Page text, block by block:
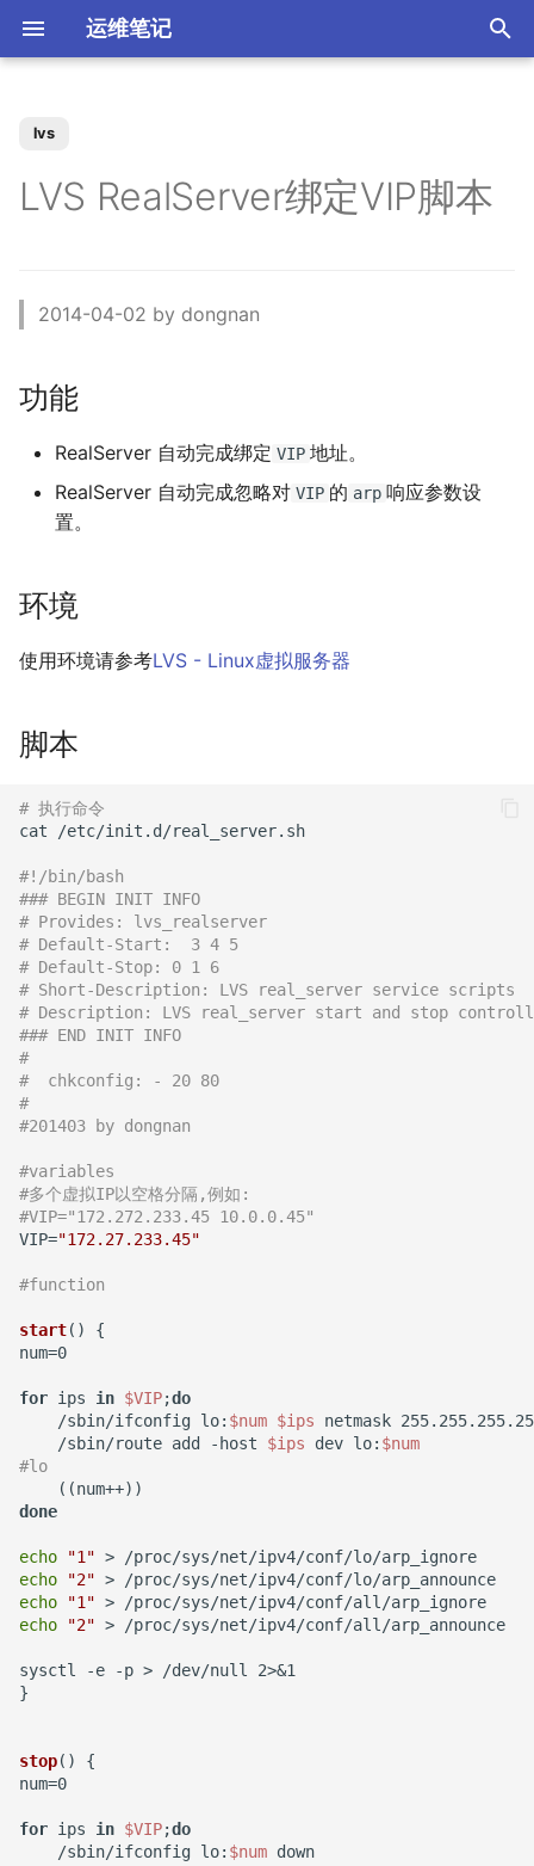
运维笔记
始
使用 uv工具管理 MCP项目
创建 AnythingLLM 个人知识
PostgreSQL
理？
如何减少 golang 项目
docker 镜像的大小
最多的容器？
网段地址？
如何删除 无效的(none)
Docker镜像？
如何使用 Gunicorn 管理
Django 应用？
如何自定义 Django 镜像？
如何添加 php-imap扩展模
块？
如何设置 Tomcat容器JVM内
如何自定义 Nodejs 镜像？
Docker image 命令
Docker 镜像体积问题
如何自定义 phpmyadmin 镜
像？
子程序只运行一次？
如何创建 Memcached 容
如何创建持久化 Redis 容
如何解决Docker环境时区问
题？
Tar命令 如何将软连接对应的
文件打包？
Ansible 定义变量与条件判断
如何设置 ftp 被动模式的
iptables 防火墙规则？
Ansible 文件&拷贝模块
Ansible 批量更新 Ubuntu 内
核
Ansible Playbook 安装
Docker
Ansible 小试牛刀
如何使用 NPM 安装 VUE 框
架?
Nodejs 使用国内 NPM镜像
Nodejs 包管理器 NPM
jar 命令
sed 命令
测试 php7
diff 与 patch 命令
CentOS 7 网卡配置多个IP地
址
使用 Pecl 安装 mongo驱动
CentOS 7 部署 Tomcat9
Linux系统fstab文件
插件
Kubernetes 无法删除命名空
间
Kubernetes 自定义 ingress
Kubernetes 节点标签和定向
调度
Kubernetes 集群-添加节点
Kubernetes 集群-删除节点
Kubernetes 实战-暴露应用
Kubernetes 实战-资源限制
Kubernetes 实战-网络策略
Kubernetes 实战-SVC服务
Kubernetes 实战-数据卷
Kubernetes 实战-PV与PVC
Kubernetes 之搭建NFS服务
器
Kubernetes 好伙伴 Rancher
通过 Ingress 访问K8S内部应
使用 Kubeadm 快速部署K8S
环境
测试 Kubernetes 问题随笔
Docker？
如何使用 Docker-Compose
部署 Django 项目？
Vue 与 Gin 开发环境跨域问
题
Ubuntu 22.04 配置Vue开发
Ubuntu 22.04 安装及配置
GoLang
Flask框架中使用Redis(一)
使用 Python 计算中位数
如何判断 Python 变量的类
型？
如何使用 Sorted 对字典排
序？
如何使用 Python 完成 HTML
转 PDF任务？
如何将 Django数据库 从
Sqlite3 迁移到 Mysql？
象的属性？
如何在 Markdown 中使用
HTML 代码?
如何在 Django 中对上传的图
片重命名？
图？
如何为 Markdown 中的图片
Markdown富文本编辑器
如何在 Django admin 后台
上传图片文件？
XenServer 虚拟机设置单人模
式
vhdx 转换成 vhd
XenServer 配置NTP服务
XenServer 配置DNS服务
的主机池
XenServer 虚拟机安装
Windows Server 2012R2 配
XenServer PV模式导致程序
XenServer 虚拟机无法识别全
部CPU
XenServer 虚拟机无法安装系
统
XenServer 7.0
宽
XenServer 设置虚拟机开机启
XenServer 图形方式安装
Linux
Windows Hyper-V 虚拟机未
知设备VMBUS
XenServer 无存储迁移
CloudStack 方向比努力更重
要
XenServer 安装 OpenSuse
XenServer tapdisk
experienced an error
参考
体验 TDengine 时序数据库
如何将 Redis 迁移到阿里云
MySql Generated Column
引发 ERROR 3105 (HY000)
如何使用 Sysbench 对
Mysql进行压力测试？
Postgresql 授权只读用户
Postgresql使用 pg_dumpall
命令免密码导出数据
Postgresql 备份脚本
Postgresql 客户端 psql
Mysql容器设置字符集
式
Mysql 从文本文件导入数据
常用 mongo 命令
MySQL Found invalid event
in binary log
Mysql min与max函数
使用xtrabackup恢复rds备份
SQLSTATE 2002 No such
file or directory
Mysql status状态信息
Mysql explain 分析慢查询
have equal MySQL server
磁盘空间？
Linux系统通过PID查看进程信
息
Ubuntu 刻录软件 k3b
Ubuntu系统sublime使用中文
Chrome 浏览器安装
Ubuntu 安装 flash浏览器插
Ubuntu 音频编辑软件
Ubuntu 16.04 LTS
Ubuntu 安装 xmind
Ubuntu 密码管理软件
keepassx
Remmina 共享文件夹
Ubuntu Grub2没有Windows
引导菜单
Ubuntu 下载工具 uget
Ubuntu 提示boot分区空间不
Ubuntu 移除cnnic证书
连接远程桌面无法复制粘贴
Ubuntu 安装 pip3
Ubuntu 14.04 使用移动4G网
络
Ubuntu 14.04 固态磁盘配置
outbound 使用场景
OpenVPN CRL has expired
如何处理 Cisco 交换机 err-
如何查看 Cicso 交换机日
志？
网络通信
Cisco 交换机网络设计方案示
例
Cisco 3560X 升级 License
Cisco Command rejected
not allowed on this
interface
使用 wireshark 对比 https
与 http 协议
模式
iperf 测试网络带宽
VRRP协议与防火墙
Packets Per Second (PPS)
iptables
Cisco 交换机常用命令
Cisco 局域网络设计示例
tcpdump 抓包工具
Jenkins 传统构建 与
Docker (DinD) 模式
如何解决 Jenkins 磁盘不足
Jenkins 配置 Nodejs 持续集
成
java 项目持续集成
Maven 入门
部署 Maven
Harbor 仓库自动复制镜像
Harbor Send email
failed:501
用Harbor实现容器镜像仓库
的管理和运维
更改 Zabbix Docker容器时
区
使用 Docker部署zabbix监控
使用 Docker部署 Zabbix
Proxy
手
志
Zabbix 监控 Redis 与
Memcache
Zabbix 主机克隆
Zabbix 正则表达式
Zabbix 监控交换机带宽
Zabbix 配置macro变量
Zabbix 监控 Haproxy
Haproxy 状态统计脚本
Haproxy 配置统计 Socket
数据
Mysql 主从状态监控脚本
Zabbix 监控Mysql主从状态
Zabbix Too Many
Zabbix 配置邮件报警
控
时间
Zabbix 监控磁盘IO
Gogs？
如何者修正 git commit 提
交？
如何解决 git merger 冲突？
如何修改 Git 的用户名和邮
箱？
Git clone 指定的分支
Git 更改远程地址协议
php_codesniffer
Git merge 合并分支
Git 版本升级
Git 配置代理
使用git完成程序上线流程
Git 分布式版本控制系统
git-shell 禁止git用户登陆系
统
MooseFS 2.x 千万小文件示
例
MooseFS 2.x 简单性能测试
MooseFS 2.x 破坏性测试
MooseFS 2.x 在线扩容
MooseFS 2.x 分布式文件系
MegaSAS RAID卡管理程序
MegaCLI
固态磁盘检测工具
CentOS Ignoring disk sda
Sysbench IO基准测试
Rsync 删除海量文件测试
简单RAID磁盘阵列测试
hdparm
AS SSD Benchmark
PCIe SSD磁盘
Linux 配置iSCSI服务器
放存储空间
Windows Server 2012R2 网
储池
Windows Server 2012R2
Windows Server 2012R2
MPIO
Windows Server 2012R2 显
Windows 查看文件的隐藏属
Windows arp 命令
Windows Thin PC
Windows slmgr.vbs 命令
Windows 添加静态路由
境
Windows systeminfo 命令
使用 Recuva 恢复误删除文件
Windows 配置 SNMP
Windows NAT路由和远程访
Windows 设置帐户锁定策略
Windows Server 关闭的数据
执行保护(DEP)
Windows Server 2003 配置
用户单会话
Windows diskpart 命令
Windows 动态卷
为什么要设置域名 CAA记
录？
如何隐藏 Tomcat 容器版本
Tomcat安全漏洞CVE-2017-
5664
1000353
阿里云盾发现WebShell处理
MySQL安全漏洞 CCVE-
没有VPC的阿里金融云安全
x-xss x-frame-options
strict-transport-security 保
护
动态CDN保护网站与网站加
速
Chrome 浏览器 Cookies 插
Docker漏洞获取宿主机 root
权限
Docker 远程执行命令漏洞
XSS跨站攻击示例
ImageMagick 注入漏洞
CVE-2016-3714
Markdown 基本语法
如何估算网站RPS峰值？
使用iDrac7更新Dell服务器
阿里云故障服务不敢恭维
使用CDN为网站加速
HP_DL_160 内存条安装顺序
lvs
LVS RealServer绑定VIP脚本
2014-04-02 by dongnan
功能
RealServer 自动完成绑定 VIP 地址。
RealServer 自动完成忽略对 VIP 的 arp 响应参数设
置。
环境
使用环境请参考LVS - Linux虚拟服务器
脚本
# 执行命令
cat /etc/init.d/real_server.sh
#!/bin/bash
### BEGIN INIT INFO
# Provides: lvs_realserver
# Default-Start:  3 4 5
# Default-Stop: 0 1 6
# Short-Description: LVS real_server service scripts
# Description: LVS real_server start and stop
### END INIT INFO
#
#  chkconfig: - 20 80
#
#201403 by dongnan
#variables
#多个虚拟IP以空格分隔,例如:
#VIP="172.272.233.45 10.0.0.45"
VIP="172.27.233.45"
#function
start() {
num=0
for ips in $VIP;do
    /sbin/ifconfig lo:
$num $ips netmask
    /sbin/route add -host
$ips dev lo: $num
#lo
done
echo "1"
echo
"2"
echo
"1"
echo
"2" > /proc/sys/net/ipv4/conf/all/arp_announce
sysctl -e -p > /dev/null 2>&1
}
stop() {
num=0
for ips in $VIP;do
    /sbin/ifconfig lo:
$num down